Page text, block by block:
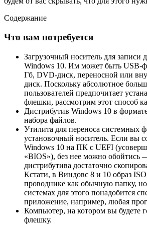
Содержание
Что вам потребуется
Загрузочный носитель для записи
Windows 10. Им может быть USB-
Гб, DVD-диск, переносной или
диск. Поскольку абсолютное
пользователей предпочитает
флешки, рассмотрим этот способ
Дистрибутив Windows 10 в
набора файлов.
Утилита для переноса системных
установочный носитель. Если вы
Windows 10 на ПК с UEFI
«BIOS»), без нее можно
дистрибутива достаточно
Кстати, в Виндовс 8 и 10 образ
проводнике как обычную папку,
системах для этого понадобится
приложение, например, любая
Компьютер, на котором вы будете
флешку.